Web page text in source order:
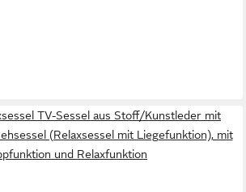
TV-Sessel aus Stoff/Kunstleder mit
(Relaxsessel mit Liegefunktion), mit
und Relaxfunktion